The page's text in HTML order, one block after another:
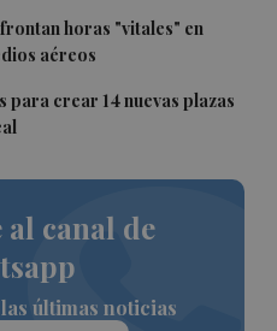
horas "vitales" en
aéreos
para crear 14 nuevas plazas
al canal de
últimas noticias